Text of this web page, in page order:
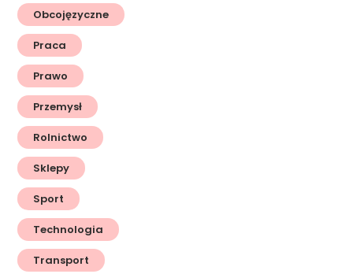
Obcojęzyczne
Praca
Prawo
Przemysł
Rolnictwo
Sklepy
Sport
Technologia
Transport